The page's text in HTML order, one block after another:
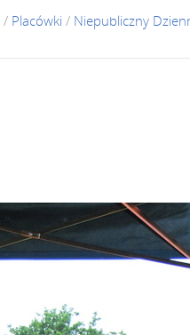
/ Placówki / Niepubliczny